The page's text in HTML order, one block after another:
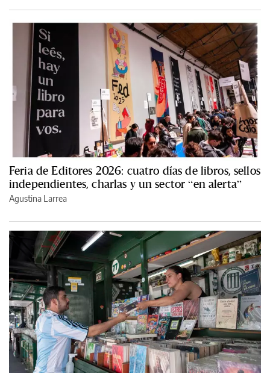
Feria de Editores 2026: cuatro días de libros, sellos
independientes, charlas y un sector “en alerta”
Agustina Larrea